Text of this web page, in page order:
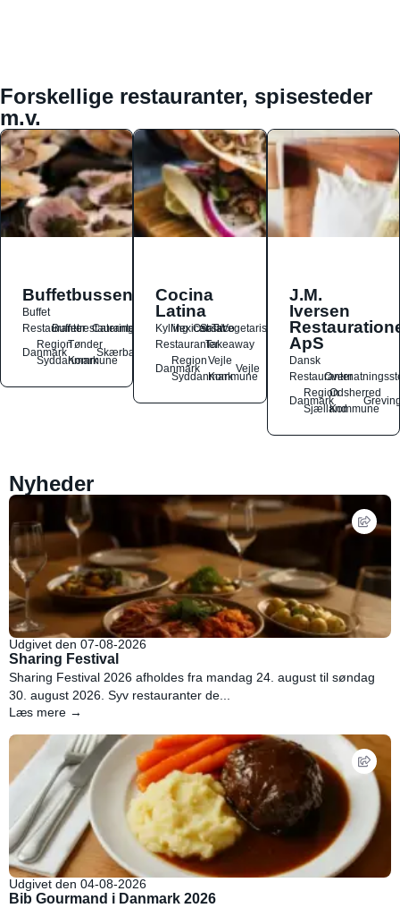
Forskellige restauranter, spisesteder
m.v.
Buffetbussen
Buffet
Restauranter
Buffetrestauranter
Catering
Danmark
Region
Syddanmark
Tønder
Kommune
Skærbæk
Cocina
Latina
Kylling
Mexicansk
OstSalat
TacoVegetarisk
RestauranterTakeaway
Danmark
Region
Syddanmark
Vejle
Kommune
Vejle
J.M.
Iversen
ApS
Dansk
Restauranter
Danmark
Region
Sjælland
Odsherred
Kommune
Nyheder
Udgivet den 07-08-2026
Sharing Festival
Sharing Festival 2026 afholdes fra mandag 24. august til søndag
30. august 2026. Syv restauranter de...
Læs mere →
Udgivet den 04-08-2026
Bib Gourmand i Danmark 2026